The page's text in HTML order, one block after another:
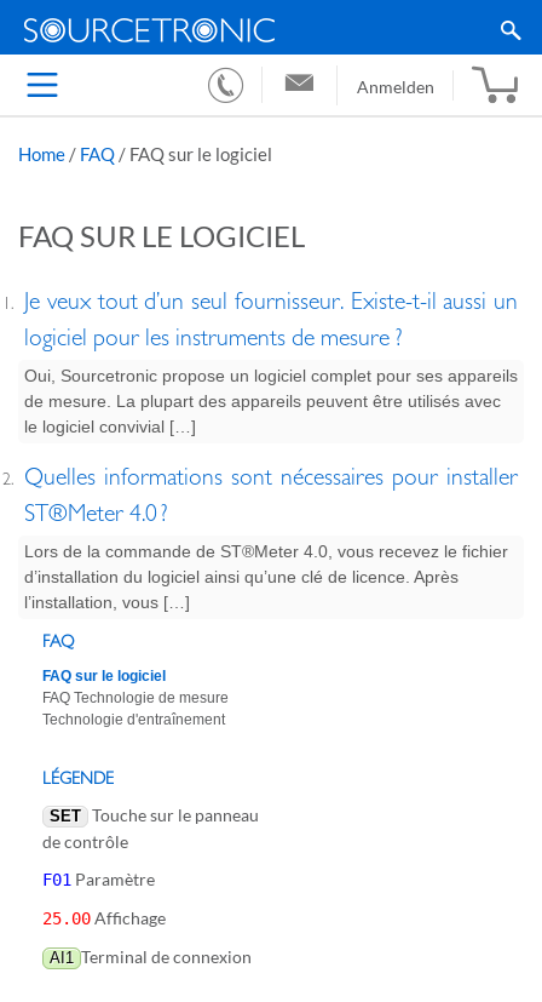
Anmelden
Home / FAQ / FAQ sur le logiciel
FAQ SUR LE LOGICIEL
Je veux tout d’un seul fournisseur. Existe-t-il aussi un
logiciel pour les instruments de mesure ?
Oui, Sourcetronic propose un logiciel complet pour ses appareils
de mesure. La plupart des appareils peuvent être utilisés avec
le logiciel convivial […]
Quelles informations sont nécessaires pour installer
ST®Meter 4.0 ?
Lors de la commande de ST®Meter 4.0, vous recevez le fichier
d’installation du logiciel ainsi qu’une clé de licence. Après
l’installation, vous […]
FAQ
FAQ sur le logiciel
FAQ Technologie de mesure
Technologie d'entraînement
LÉGENDE
SET
Touche sur le panneau
de contrôle
F01 Paramètre
25.00Affichage
AI1 Terminal de connexion